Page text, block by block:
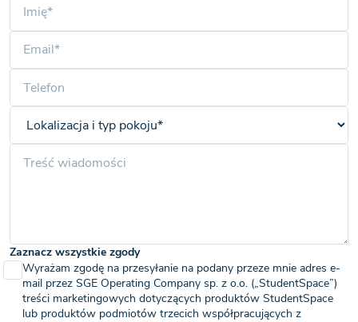
Zaznacz wszystkie zgody
Wyrażam zgodę na przesyłanie na podany przeze mnie adres e-
mail przez SGE Operating Company sp. z o.o. („StudentSpace”)
treści marketingowych dotyczących produktów StudentSpace
lub produktów podmiotów trzecich współpracujących z